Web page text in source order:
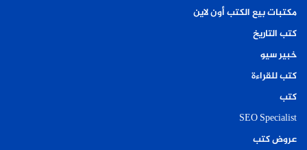
مكتبات بيع الكتب أون لاين
كتب التاريخ
خبير سيو
كتب للقراءة
كتب
SEO Specialist
عروض كتب